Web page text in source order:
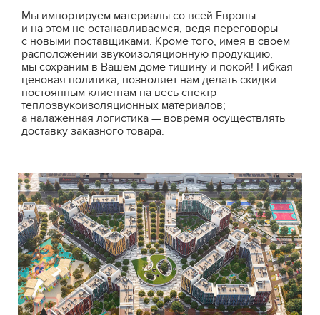
Мы импортируем материалы со всей Европы
и на этом не останавливаемся, ведя переговоры
с новыми поставщиками. Кроме того, имея в своем
расположении звукоизоляционную продукцию,
мы сохраним в Вашем доме тишину и покой! Гибкая
ценовая политика, позволяет нам делать скидки
постоянным клиентам на весь спектр
теплозвукоизоляционных материалов;
а налаженная логистика — вовремя осуществлять
доставку заказного товара.